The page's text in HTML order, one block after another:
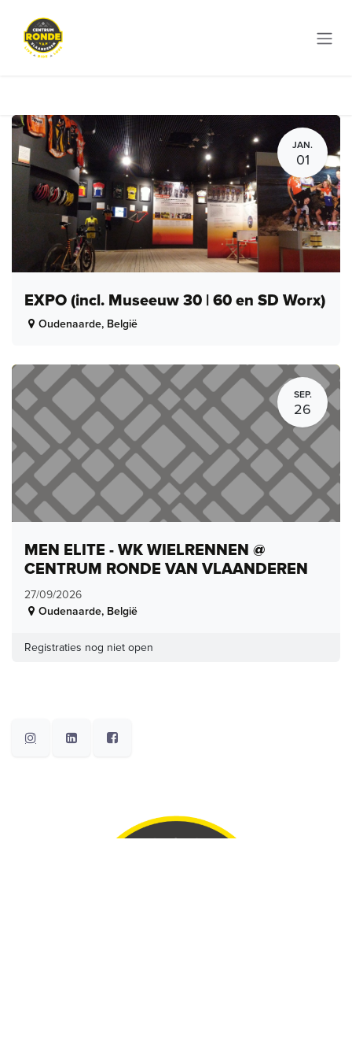
JAN.
01
EXPO (incl. Museeuw 30 | 60 en SD Worx)
Oudenaarde, België
SEP.
26
MEN ELITE - WK WIELRENNEN @
CENTRUM RONDE VAN VLAANDEREN
27/09/2026
Oudenaarde, België
Registraties nog niet open